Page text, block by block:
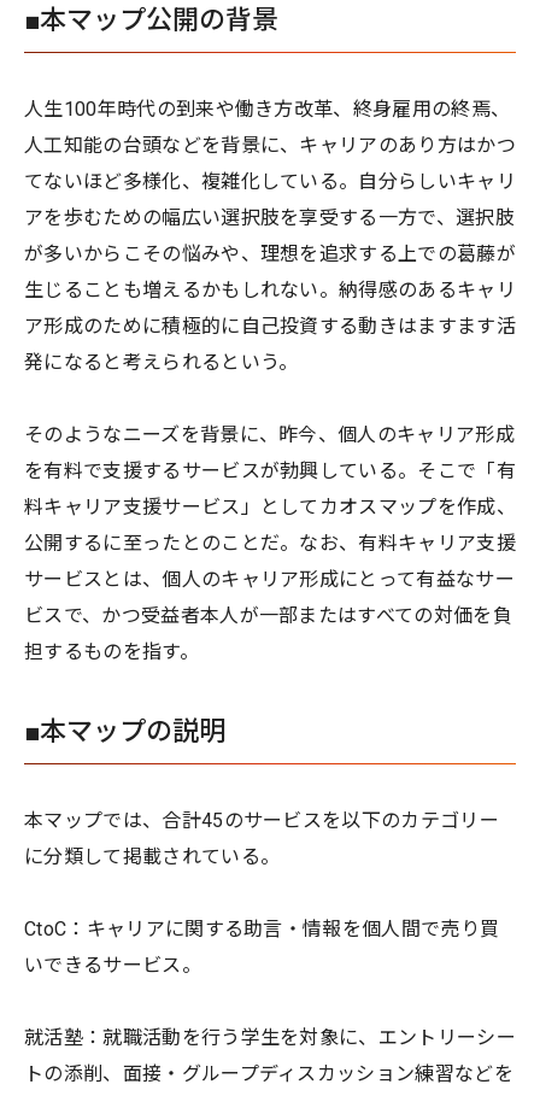
■本マップ公開の背景
人生100年時代の到来や働き方改革、終身雇用の終焉、
人工知能の台頭などを背景に、キャリアのあり方はかつ
てないほど多様化、複雑化している。自分らしいキャリ
アを歩むための幅広い選択肢を享受する一方で、選択肢
が多いからこその悩みや、理想を追求する上での葛藤が
生じることも増えるかもしれない。納得感のあるキャリ
ア形成のために積極的に自己投資する動きはますます活
発になると考えられるという。
そのようなニーズを背景に、昨今、個人のキャリア形成
を有料で支援するサービスが勃興している。そこで「有
料キャリア支援サービス」としてカオスマップを作成、
公開するに至ったとのことだ。なお、有料キャリア支援
サービスとは、個人のキャリア形成にとって有益なサー
ビスで、かつ受益者本人が一部またはすべての対価を負
担するものを指す。
■本マップの説明
本マップでは、合計45のサービスを以下のカテゴリー
に分類して掲載されている。
CtoC：キャリアに関する助言・情報を個人間で売り買
いできるサービス。
就活塾：就職活動を行う学生を対象に、エントリーシー
トの添削、面接・グループディスカッション練習などを